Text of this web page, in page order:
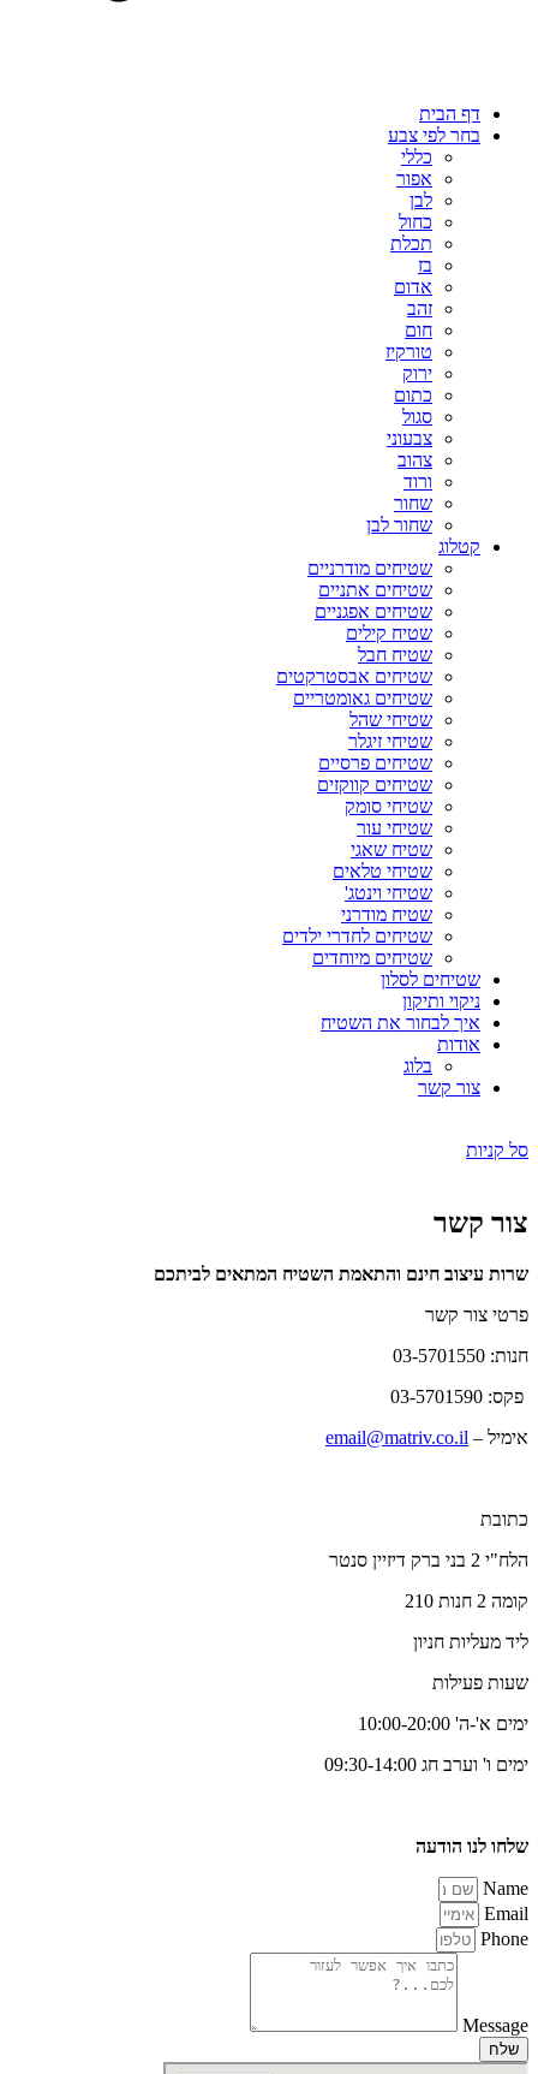
דף הבית
בחר לפי צבע
כללי
אפור
לבן
כחול
תכלת
בז
אדום
זהב
חום
טורקיז
ירוק
כתום
סגול
צבעוני
צהוב
ורוד
שחור
שחור לבן
קטלוג
שטיחים מודרניים
שטיחים אתניים
שטיחים אפגניים
שטיח קילים
שטיח חבל
שטיחים אבסטרקטים
שטיחים גאומטריים
שטיחי שהל
שטיחי זיגלר
שטיחים פרסיים
שטיחים קווקזים
שטיחי סומק
שטיחי עור
שטיח שאגי
שטיחי טלאים
שטיחי וינטג'
שטיח מודרני
שטיחים לחדרי ילדים
שטיחים מיוחדים
שטיחים לסלון
ניקוי ותיקון
איך לבחור את השטיח
אודות
בלוג
צור קשר
סל קניות
צור קשר
שרות עיצוב חינם והתאמת השטיח המתאים לביתכם
פרטי צור קשר
חנות: 03-5701550
פקס: 03-5701590
אימיל – email@matriv.co.il
כתובת
הלח"י 2 בני ברק דיזיין סנטר
קומה 2 חנות 210
ליד מעליות חניון
שעות פעילות
ימים א'-ה' 10:00-20:00
ימים ו' וערב חג 09:30-14:00
שלחו לנו הודעה
Name
Email
Phone
Message
שלח